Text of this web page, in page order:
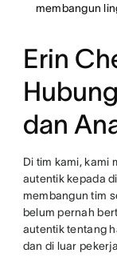
membangun
Erin
dan
Di tim kami, kami
autentik kepada
membangun tim
belum pernah
autentik tentang
dan di luar